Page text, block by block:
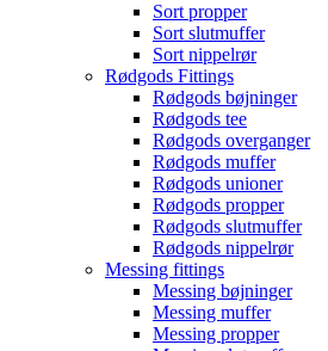
Sort propper
Sort slutmuffer
Sort nippelrør
Rødgods Fittings
Rødgods bøjninger
Rødgods tee
Rødgods overganger
Rødgods muffer
Rødgods unioner
Rødgods propper
Rødgods slutmuffer
Rødgods nippelrør
Messing fittings
Messing bøjninger
Messing muffer
Messing propper